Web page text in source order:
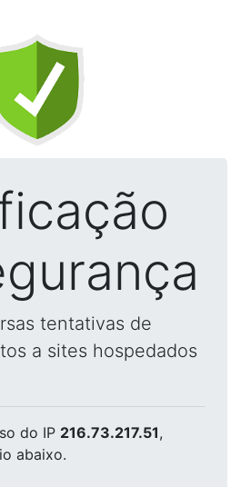
tentativas de
a sites hospedados
do IP 216.73.217.51,
abaixo.